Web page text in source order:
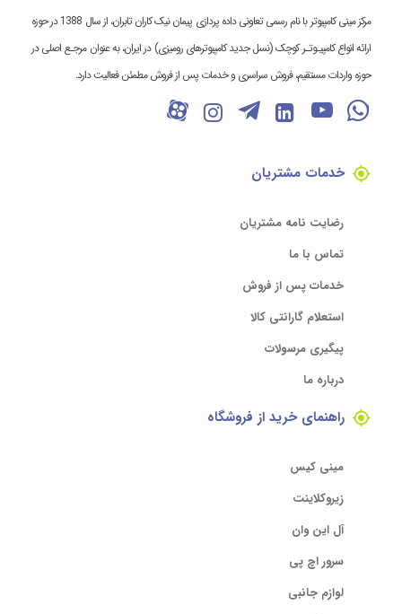
مرکز مینی کامپیوتر با نام رسمی تعاونی داده پردازی پیمان نیک کاران تابران، از سال 1388 در حوزه
ارائه انواع کامپیـوتـر کوچک (نسل جدید کامپیوترهای رومیزی) در ایران، به عنوان مرجـع اصلی در
حوزه واردات مستقیم، فروش سراسری و خدمات پس از فروش مطمئن فعالیت دارد.
خدمات مشتریان
رضایت نامه مشتریان
تماس با ما
خدمات پس از فروش
استعلام گارانتی کالا
پیگیری مرسولات
درباره ما
راهنمای خرید از فروشگاه
مینی کیس
زیروکلاینت
آل این وان
سرور اچ پی
لوازم جانبی